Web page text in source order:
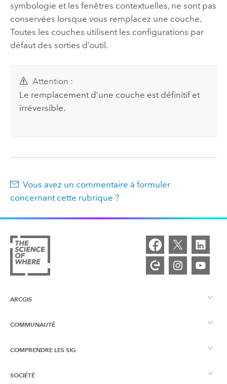
symbologie et les fenêtres contextuelles, ne sont pas
conservées lorsque vous remplacez une couche.
Toutes les couches utilisent les configurations par
défaut des sorties d’outil.
Attention :
Le remplacement d’une couche est définitif et
irréversible.
Vous avez un commentaire à formuler
concernant cette rubrique ?
ARCGIS
Vue d’ensemble d’ArcGIS
COMMUNAUTÉ
Esri Community
COMPRENDRE LES SIG
Qu’est-ce qu’un SIG ?
SOCIÉTÉ